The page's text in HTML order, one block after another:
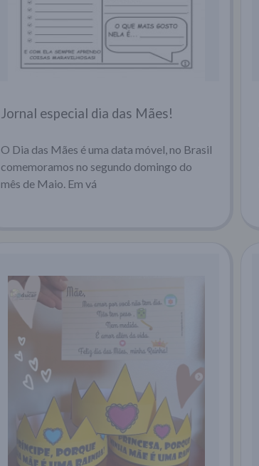
Jornal especial dia das Mães!
O Dia das Mães é uma data móvel, no Brasil
comemoramos no segundo domingo do
mês de Maio. Em vá